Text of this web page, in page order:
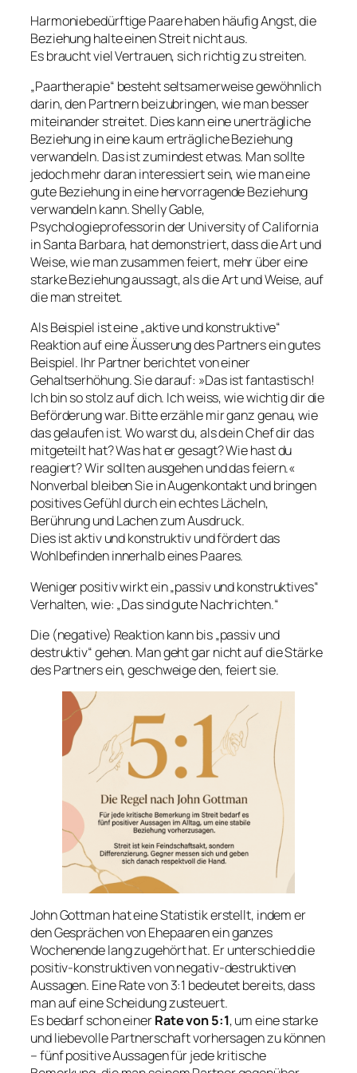
Harmoniebedürftige Paare haben häufig Angst, die
Beziehung halte einen Streit nicht aus.
Es braucht viel Vertrauen, sich richtig zu streiten.
„Paartherapie“ besteht seltsamerweise gewöhnlich
darin, den Partnern beizubringen, wie man besser
miteinander streitet. Dies kann eine unerträgliche
Beziehung in eine kaum erträgliche Beziehung
verwandeln. Das ist zumindest etwas. Man sollte
jedoch mehr daran interessiert sein, wie man eine
gute Beziehung in eine hervorragende Beziehung
verwandeln kann. Shelly Gable,
Psychologieprofessorin der University of California
in Santa Barbara, hat demonstriert, dass die Art und
Weise, wie man zusammen feiert, mehr über eine
starke Beziehung aussagt, als die Art und Weise, auf
die man streitet.
Als Beispiel ist eine „aktive und konstruktive“
Reaktion auf eine Äusserung des Partners ein gutes
Beispiel. Ihr Partner berichtet von einer
Gehaltserhöhung. Sie darauf: »Das ist fantastisch!
Ich bin so stolz auf dich. Ich weiss, wie wichtig dir die
Beförderung war. Bitte erzähle mir ganz genau, wie
das gelaufen ist. Wo warst du, als dein Chef dir das
mitgeteilt hat? Was hat er gesagt? Wie hast du
reagiert? Wir sollten ausgehen und das feiern.«
Nonverbal bleiben Sie in Augenkontakt und bringen
positives Gefühl durch ein echtes Lächeln,
Berührung und Lachen zum Ausdruck.
Dies ist aktiv und konstruktiv und fördert das
Wohlbefinden innerhalb eines Paares.
Weniger positiv wirkt ein „passiv und konstruktives“
Verhalten, wie: „Das sind gute Nachrichten.“
Die (negative) Reaktion kann bis „passiv und
destruktiv“ gehen. Man geht gar nicht auf die Stärke
des Partners ein, geschweige den, feiert sie.
John Gottman hat eine Statistik erstellt, indem er
den Gesprächen von Ehepaaren ein ganzes
Wochenende lang zugehört hat. Er unterschied die
positiv-konstruktiven von negativ-destruktiven
Aussagen. Eine Rate von 3:1 bedeutet bereits, dass
man auf eine Scheidung zusteuert.
Es bedarf schon einerRate von 5:1, um eine starke
und liebevolle Partnerschaft vorhersagen zu können
– fünf positive Aussagen für jede kritische